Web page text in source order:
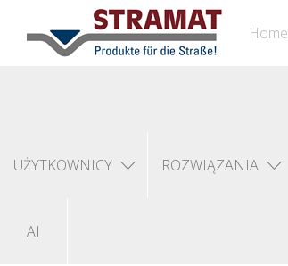
Home
UŻYTKOWNICY ROZWIĄZANIA
AI